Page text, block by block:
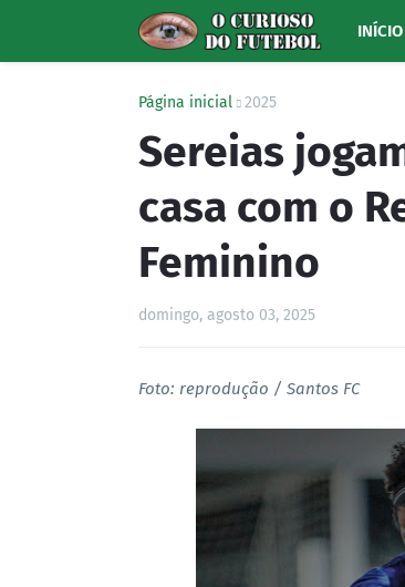
INÍCIO
Página inicial 2025
Sereias
casa com o
Feminino
domingo, agosto 03, 2025
Foto: reprodução / Santos FC